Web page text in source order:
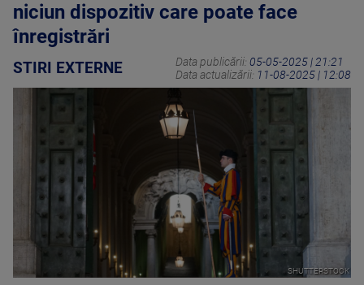
niciun dispozitiv care poate face
înregistrări
STIRI EXTERNE Data publicării: 05-05-2025 | 21:21
Data actualizării: 11-08-2025 | 12:08
SHUTTERSTOCK